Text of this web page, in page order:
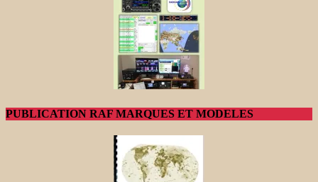
PUBLICATION RAF MARQUES ET MODELES